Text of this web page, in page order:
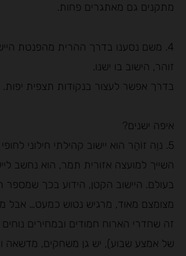
מתקנים גם מאתגרים פחות.
4. משם נסענו בדרך ההרית מהפנטת
זוהר, הישוב בו ישנו.
בדרך אפשר לעצור בנקודות תצפית יפות.
איפה ישנים?
5. נוֵה זוֹהַר הוא יישוב קהילתי חילוני
השייך למועצה אזורית תמר, הוא נחשב
בעולם. היישוב הקטן, הידוע בכך שמספר
מצומצם מאוד, מרגיש נטוש כמעט… אבל
זה שחדרי הארוח חמודים ובמחירים נוחים
של אמצע שבוע), יש גן משחקים, מדשאה